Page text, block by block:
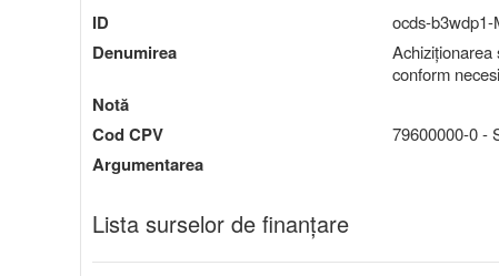
ID ocds-
Denumirea
Achiziționarea
conform
Notă
Cod CPV
79600000-0 -
Argumentarea
Lista surselor de finanțare